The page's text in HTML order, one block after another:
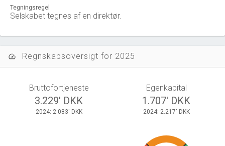
Tegningsregel
Selskabet tegnes af en direktør.
speed Regnskabsoversigt for 2025
Bruttofortjeneste
3.229' DKK
2024: 2.083' DKK
Egenkapital
1.707' DKK
2024: 2.217' DKK